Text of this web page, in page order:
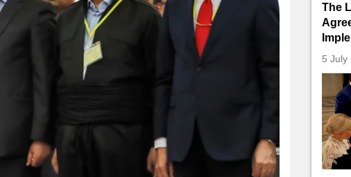
The
5 July